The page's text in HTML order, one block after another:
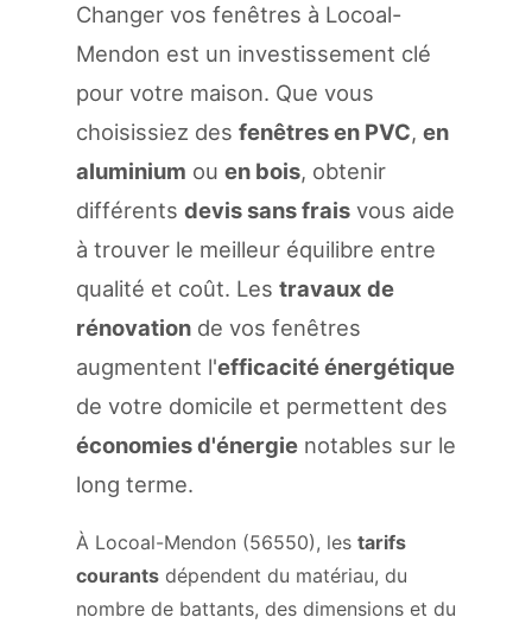
Changer vos fenêtres à Locoal-
Mendon est un investissement clé
pour votre maison. Que vous
choisissiez des fenêtres en PVC, en
aluminium ou en bois, obtenir
différents devis sans frais vous aide
à trouver le meilleur équilibre entre
qualité et coût. Les travaux de
rénovation de vos fenêtres
augmentent l'efficacité énergétique
de votre domicile et permettent des
économies d'énergie notables sur le
long terme.
À Locoal-Mendon (56550), les tarifs
courants dépendent du matériau, du
nombre de battants, des dimensions et du